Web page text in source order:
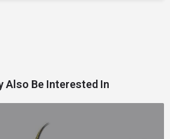
Also Be Interested In